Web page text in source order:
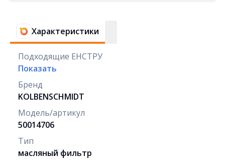
Характеристики
Подходящие ЕНСТРУ
Показать
Бренд
KOLBENSCHMIDT
Модель/артикул
50014706
Тип
масляный фильтр